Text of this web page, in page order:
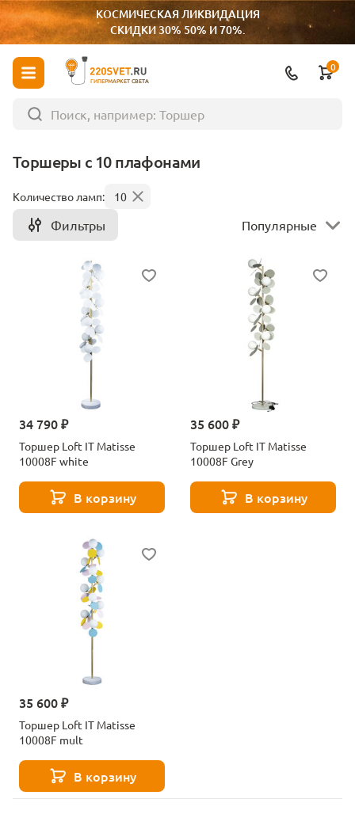
КОСМИЧЕСКАЯ ЛИКВИДАЦИЯ
СКИДКИ 30% 50% И 70%.
ГИПЕРМАРКЕТ СВЕТА
0
Торшеры с 10 плафонами
Количество ламп: 10
Фильтры Популярные
34 790 ₽
Торшер Loft IT Matisse
10008F white
В корзину
35 600 ₽
Торшер Loft IT Matisse
10008F Grey
В корзину
35 600 ₽
Торшер Loft IT Matisse
10008F mult
В корзину